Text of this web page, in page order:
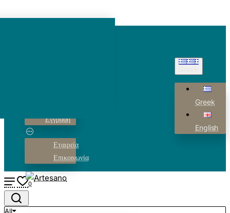
Εγγραφή
Εταιρεία
Επικοινωνία
Greek
English
0
All